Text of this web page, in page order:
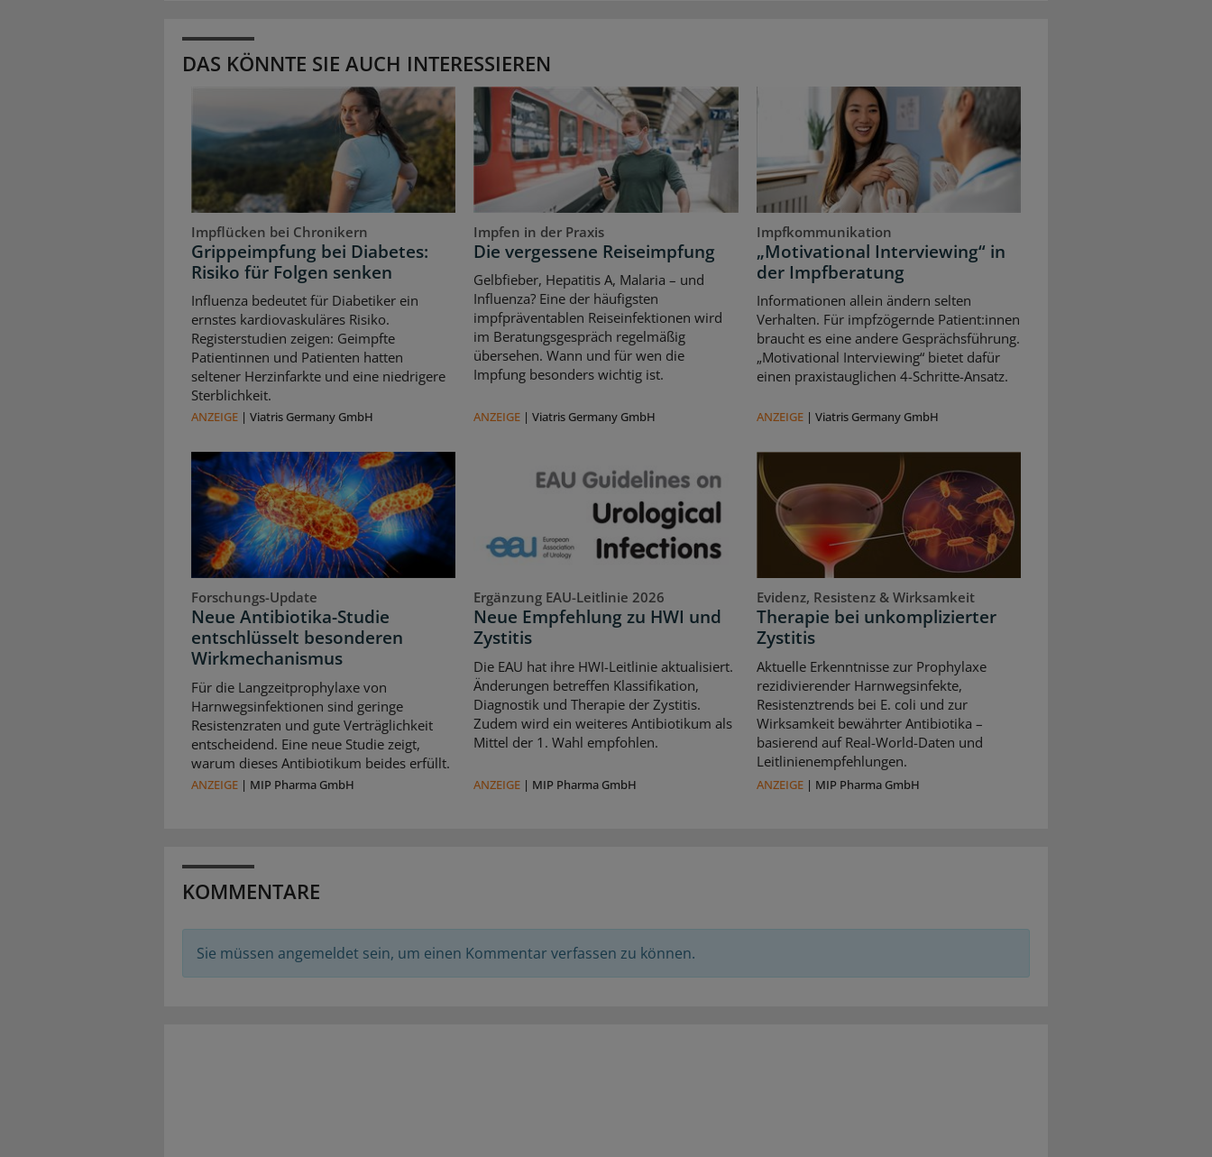
DAS KÖNNTE SIE AUCH INTERESSIEREN
Impflücken bei Chronikern
Grippeimpfung bei Diabetes:
Risiko für Folgen senken
Influenza bedeutet für Diabetiker ein
ernstes kardiovaskuläres Risiko.
Registerstudien zeigen: Geimpfte
Patientinnen und Patienten hatten
seltener Herzinfarkte und eine niedrigere
Sterblichkeit.
ANZEIGE | Viatris Germany GmbH
Impfen in der Praxis
Die vergessene Reiseimpfung
Gelbfieber, Hepatitis A, Malaria – und
Influenza? Eine der häufigsten
impfpräventablen Reiseinfektionen wird
im Beratungsgespräch regelmäßig
übersehen. Wann und für wen die
Impfung besonders wichtig ist.
ANZEIGE |Viatris Germany GmbH
Impfkommunikation
„Motivational Interviewing“ in
der Impfberatung
Informationen allein ändern selten
Verhalten. Für impfzögernde Patient:innen
braucht es eine andere Gesprächsführung.
„Motivational Interviewing“ bietet dafür
einen praxistauglichen 4-Schritte-Ansatz.
ANZEIGE| Viatris Germany GmbH
Forschungs-Update
Neue Antibiotika-Studie
entschlüsselt besonderen
Wirkmechanismus
Für die Langzeitprophylaxe von
Harnwegsinfektionen sind geringe
Resistenzraten und gute Verträglichkeit
entscheidend. Eine neue Studie zeigt,
warum dieses Antibiotikum beides erfüllt.
ANZEIGE | MIP Pharma GmbH
Ergänzung EAU-Leitlinie 2026
Neue Empfehlung zu HWI und
Zystitis
Die EAU hat ihre HWI-Leitlinie aktualisiert.
Änderungen betreffen Klassifikation,
Diagnostik und Therapie der Zystitis.
Zudem wird ein weiteres Antibiotikum als
Mittel der 1. Wahl empfohlen.
ANZEIGE | MIP Pharma GmbH
Evidenz, Resistenz & Wirksamkeit
Therapie bei unkomplizierter
Zystitis
Aktuelle Erkenntnisse zur Prophylaxe
rezidivierender Harnwegsinfekte,
Resistenztrends bei E. coli und zur
Wirksamkeit bewährter Antibiotika –
basierend auf Real-World-Daten und
Leitlinienempfehlungen.
ANZEIGE| MIP Pharma GmbH
KOMMENTARE
Sie müssen angemeldet sein, um einen Kommentar verfassen zu können.